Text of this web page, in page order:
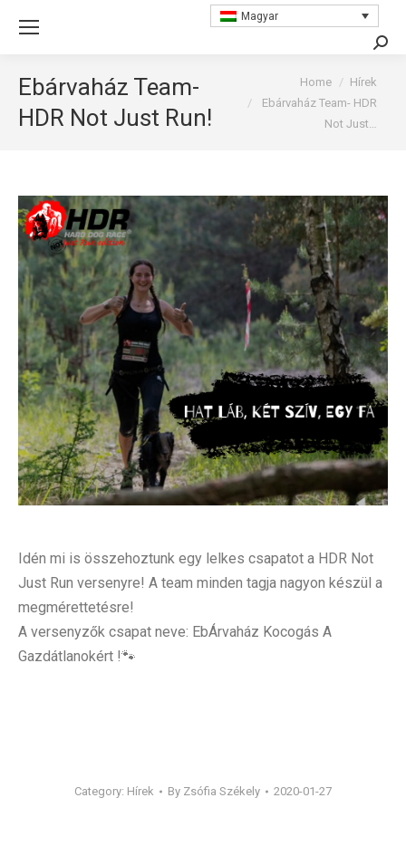
Magyar
Ebárvaház Team-
HDR Not Just Run!
You are here:Home
Hírek
Ebárvaház Team- HDR
Not Just…
Idén mi is összehoztunk egy lelkes csapatot a HDR Not
Just Run versenyre! A team minden tagja nagyon készül a
megmérettetésre!
A versenyzők csapat neve: EbÁrvaház Kocogás A
Gazdátlanokért !🐾
Category: Hírek By Zsófia Székely 2020-01-27